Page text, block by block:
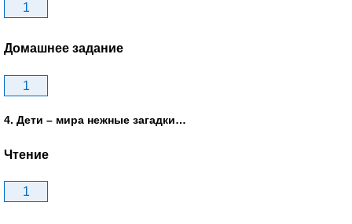
1
Домашнее задание
1
4. Дети – мира нежные загадки…
Чтение
1